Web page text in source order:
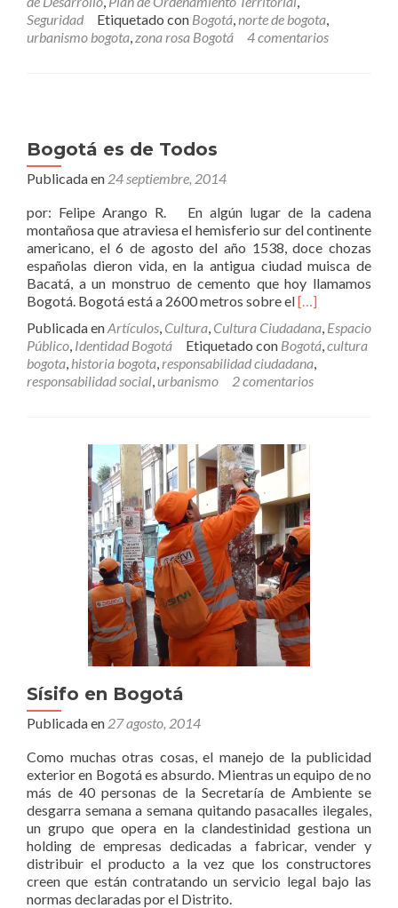
Seguridad
Etiquetado con Bogotá,norte de bogota,
urbanismo bogota,zona rosa Bogotá 4 comentarios
Bogotá es de Todos
Publicada en 24 septiembre, 2014
por: Felipe Arango R. En algún lugar de la cadena
montañosa que atraviesa el hemisferio sur del continente
americano, el 6 de agosto del año 1538, doce chozas
españolas dieron vida, en la antigua ciudad muisca de
Bacatá, a un monstruo de cemento que hoy llamamos
Bogotá. Bogotá está a 2600 metros sobre elLeer
es
de
Todos
[…]
Publicada enArtículos, Cultura, Cultura Ciudadana, Espacio
Público, Identidad Bogotá Etiquetado con Bogotá,cultura
bogota, historia bogota,responsabilidad ciudadana,
responsabilidad social,urbanismo 2 comentarios
Sísifo en Bogotá
Publicada en 27 agosto, 2014
Como muchas otras cosas, el manejo de la publicidad
exterior en Bogotá es absurdo. Mientras un equipo de no
más de 40 personas de la Secretaría de Ambiente se
desgarra semana a semana quitando pasacalles ilegales,
un grupo que opera en la clandestinidad gestiona un
holding de empresas dedicadas a fabricar, vender y
distribuir el producto a la vez que los constructores
creen que están contratando un servicio legal bajo las
normas declaradas por el Distrito.